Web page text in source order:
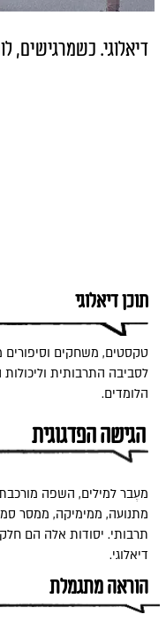
דיאלוגי. כשמרגישים,
תוכן דיאלוגי
טקסטים, משחקים וסיפורים
לסביבה התרבותית
הלומדים.
הגישה הפדגוגית
מעֶבר למילים, השפה מורכבת
מתנועה, ממימיקה, ממסר
תרבותי. יסודות אלה הם
דיאלוגי.
הוראה מתגמלת